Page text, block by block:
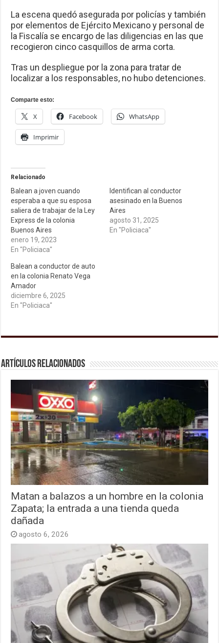
La escena quedó asegurada por policías y también
por elementos de Ejército Mexicano y personal de
la Fiscalía se encargo de las diligencias en las que
recogieron cinco casquillos de arma corta.
Tras un despliegue por la zona para tratar de
localizar a los responsables, no hubo detenciones.
Comparte esto:
X Facebook WhatsApp
Imprimir
Relacionado
Balean a joven cuando
esperaba a que su esposa
saliera de trabajar de la Ley
Express de la colonia
Buenos Aires
enero 19, 2023
En "Policiaca"
Identifican al conductor
asesinado en la Buenos
Aires
agosto 31, 2025
En "Policiaca"
Balean a conductor de auto
en la colonia Renato Vega
Amador
diciembre 6, 2025
En "Policiaca"
Artículos relacionados
Matan a balazos a un hombre en la colonia
Zapata; la entrada a una tienda queda
dañada
agosto 6, 2026